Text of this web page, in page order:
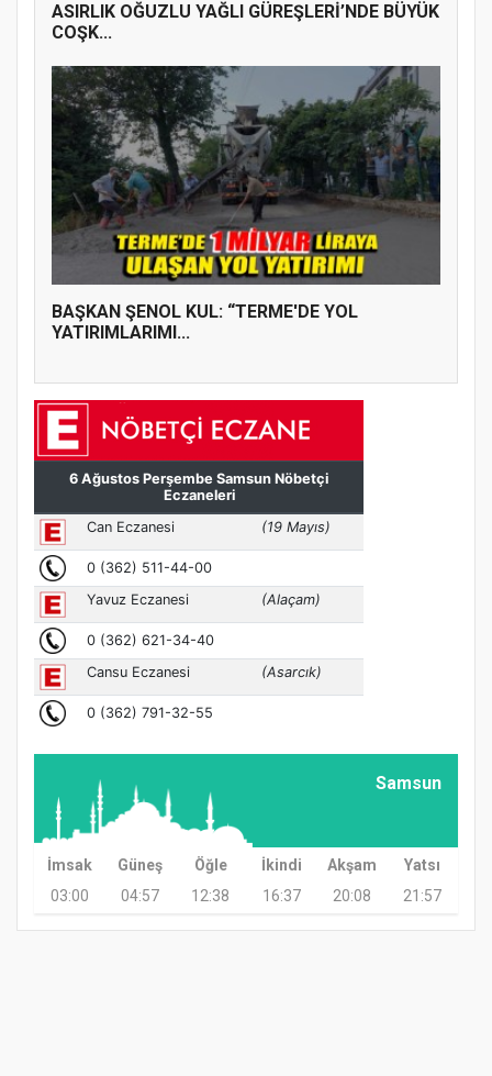
ASIRLIK OĞUZLU YAĞLI GÜREŞLERİ’NDE BÜYÜK
COŞK...
BAŞKAN ŞENOL KUL: “TERME'DE YOL
YATIRIMLARIMI...
Samsun
İmsak Güneş Öğle İkindi Akşam
Yatsı
03:00
04:57 12:38 16:37 20:08 21:57